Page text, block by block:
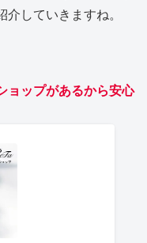
していきますね。
ョップがあるから安心